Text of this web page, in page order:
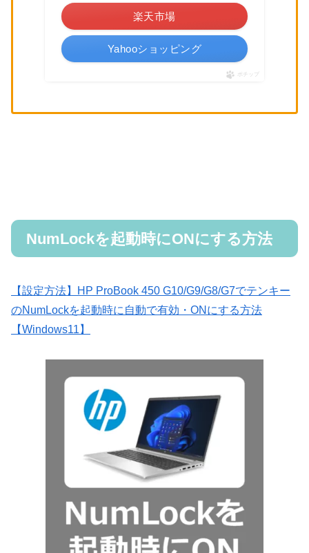
楽天市場
Yahooショッピング
ポチップ
NumLockを起動時にONにする方法
【設定方法】HP ProBook 450 G10/G9/G8/G7でテンキー
のNumLockを起動時に自動で有効・ONにする方法
【Windows11】